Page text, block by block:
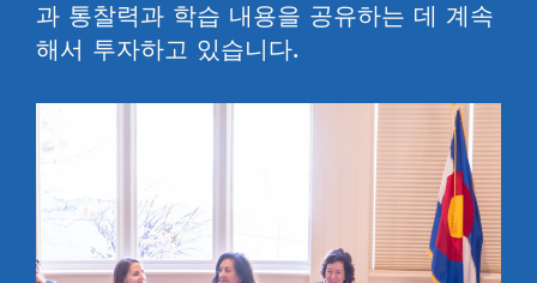
과 통찰력과 학습 내용을 공유하는 데 계속
해서 투자하고 있습니다.